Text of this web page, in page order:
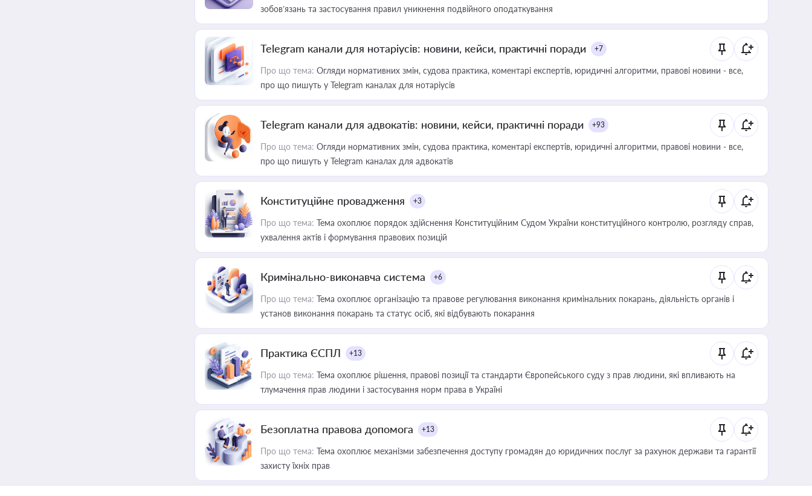
зобов’язань та застосування правил уникнення подвійного оподаткування
Telegram канали для нотаріусів: новини, кейси, практичні поради +7
Про що тема: Огляди нормативних змін, судова практика, коментарі експертів, юридичні алгоритми, правові новини - все,
про що пишуть у Telegram каналах для нотаріусів
Telegram канали для адвокатів: новини, кейси, практичні поради +93
Про що тема: Огляди нормативних змін, судова практика, коментарі експертів, юридичні алгоритми, правові новини - все,
про що пишуть у Telegram каналах для адвокатів
Конституційне провадження +3
Про що тема: Тема охоплює порядок здійснення Конституційним Судом України конституційного контролю, розгляду справ,
ухвалення актів і формування правових позицій
Кримінально-виконавча система +6
Про що тема: Тема охоплює організацію та правове регулювання виконання кримінальних покарань, діяльність органів і
установ виконання покарань та статус осіб, які відбувають покарання
Практика ЄСПЛ +13
Про що тема: Тема охоплює рішення, правові позиції та стандарти Європейського суду з прав людини, які впливають на
тлумачення прав людини і застосування норм права в Україні
Безоплатна правова допомога +13
Про що тема: Тема охоплює механізми забезпечення доступу громадян до юридичних послуг за рахунок держави та гарантії
захисту їхніх прав